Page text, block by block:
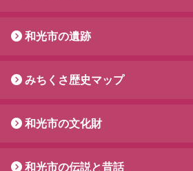
和光市の遺跡
みちくさ歴史マップ
和光市の文化財
和光市の伝説と昔話